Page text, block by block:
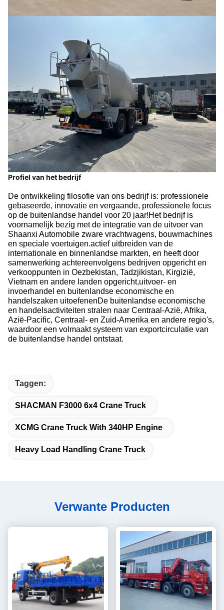
Profiel van het bedrijf
De ontwikkeling filosofie van ons bedrijf is: professionele
gebaseerde, innovatie en vergaande, professionele focus
op de buitenlandse handel voor 20 jaar!Het bedrijf is
voornamelijk bezig met de integratie van de uitvoer van
Shaanxi Automobile zware vrachtwagens, bouwmachines
en speciale voertuigen.actief uitbreiden van de
internationale en binnenlandse markten, en heeft door
samenwerking achtereenvolgens bedrijven opgericht en
verkooppunten in Oezbekistan, Tadzjikistan, Kirgizië,
Vietnam en andere landen opgericht,uitvoer- en
invoerhandel en buitenlandse economische en
handelszaken uitoefenenDe buitenlandse economische
en handelsactiviteiten stralen naar Centraal-Azië, Afrika,
Azië-Pacific, Centraal- en Zuid-Amerika en andere regio's,
waardoor een volmaakt systeem van exportcirculatie van
de buitenlandse handel ontstaat.
Taggen:
SHACMAN F3000 6x4 Crane Truck
XCMG Crane Truck With 340HP Engine
Heavy Load Handling Crane Truck
Verwante Producten